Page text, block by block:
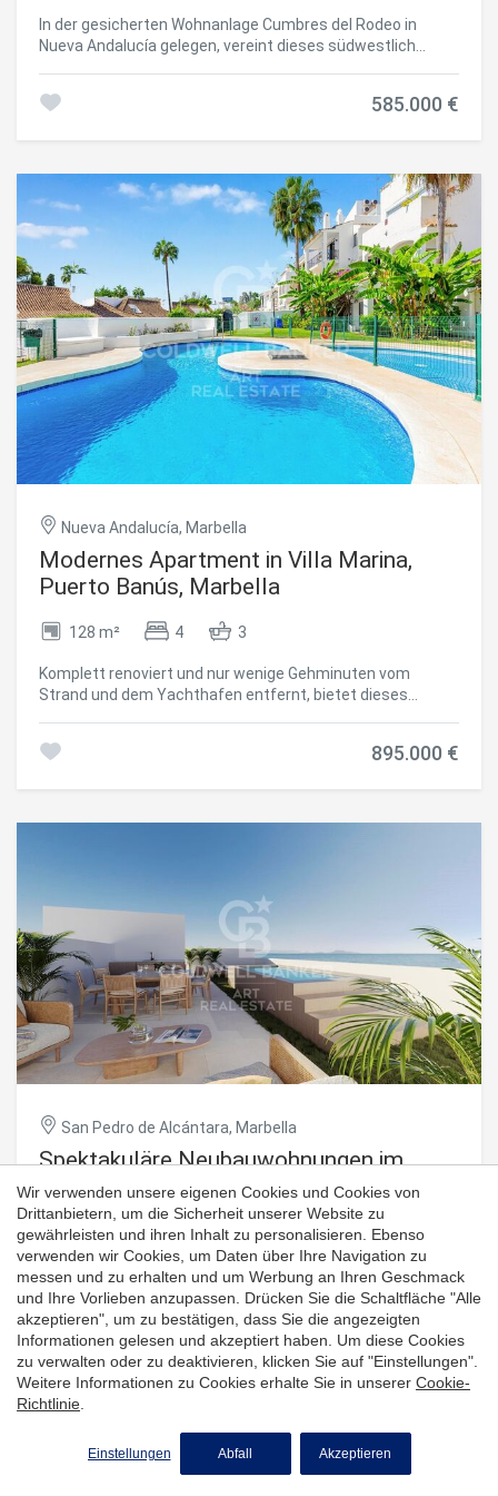
In der gesicherten Wohnanlage Cumbres del Rodeo in
Nueva Andalucía gelegen, vereint dieses südwestlich
Schlafzimmer und zwei Bäder, ein großzügiges
Glasschiebetüren führen auf eine überdachte Terrasse
und in den kleinen privaten Garten - ideal für entspannte
Stunden im Freien. Das Hauptschlafzimmer bietet
Einbauschränke, direkten Zugang zur Terrasse und ein
eigenes Bad. Das zweite Schlafzimmer sowie ein neu
renoviertes Gästebad schaffen Flexibilität. Moderne
Annehmlichkeiten wie eine neue Dusche, elektrische
Rollläden und eine frisch installierte Klimaanlage sorgen
für zeitgemäßen Komfort. Die Anlage bietet ein echtes
Resort-Gefühl: ein großer Swimmingpool mit Sommer-
Bademeister, gepflegte Gärten, umlaufende Sicherheit und
Concierge-Service an Wochentagen. Supermarkt,
Wochenmarkt, Geschäfte und der Strand sind zu Fuß
erreichbar, und auch Puerto Banús ist bequem zu
erreichen. Zwei Tiefgaragenstellplätze und ein Aufzug
runden dieses attraktive Angebot ab - ideal sowohl zur
585.000 €
Nueva Andalucía, Marbella
Modernes Apartment in Villa Marina,
Puerto Banús, Marbella
128 m² 4 3
Komplett renoviert und nur wenige Gehminuten vom
Strand und dem Yachthafen entfernt, bietet dieses
an der Costa del Sol. Die Wohnung befindet sich im
den gepflegten, südlich ausgerichteten
Küche mit Einbaugeräten über - ideal für
Familienaufenthalte oder zum Entspannen mit Freunden.
Das Apartment verfügt über vier Schlafzimmer und drei
Badezimmer (zwei en suite), darunter zwei
Hauptschlafzimmer mit Kingsize-Betten, ein
Schlafzimmer mit zwei Einzelbetten und ein praktisches
Etagenzimmer - eine flexible Aufteilung für Familien oder
Gruppen. Der private Innenhof mit Sitzbereich im Schatten
lädt zu Frühstück oder Aperitifs im Freien ein, während der
im Freien ermöglicht. Nur wenige Schritte von La Sala
Beach, dem Ocean Club und dem Zentrum von Puerto
Banús entfernt, bietet die Wohnung außerdem sichere
hervorragende Verkehrsanbindungen nach Marbella, San
Pedro und zum Flughafen Málaga. Ob als Ferienimmobilie,
Investitionsobjekt oder stilvoller Wohnsitz - diese
schlüsselfertige Immobilie verbindet Raum, Komfort und
eine unschlagbare Lage am Meer. #ref:CBSH1189
895.000 €
San Pedro de Alcántara, Marbella
Spektakuläre Neubauwohnungen im
Herzen von San Pedro, Marbella
Armonía San Pedro ist eine neue und exklusive Anlage mit
35 modernen Apartments mit 2 bzw. 3 Schlafzimmern,
darunter Duplex-Optionen mit privatem Solarium auf dem
Dach. Dieses Projekt richtet sich an all jene, die Stil,
Komfort und eine erstklassige Lage suchen. Die
Innenräume sind großzügig und lichtdurchflutet, mit
offenem Grundriss, der Wohn- und Essbereich sowie
der Außenluft und Aussicht. Die Duplex-Wohnungen mit
Von 485.850 €
Wir verwenden unsere eigenen Cookies und Cookies von
Drittanbietern, um die Sicherheit unserer Website zu
gewährleisten und ihren Inhalt zu personalisieren. Ebenso
verwenden wir Cookies, um Daten über Ihre Navigation zu
messen und zu erhalten und um Werbung an Ihren Geschmack
und Ihre Vorlieben anzupassen. Drücken Sie die Schaltfläche "Alle
akzeptieren", um zu bestätigen, dass Sie die angezeigten
Informationen gelesen und akzeptiert haben. Um diese Cookies
zu verwalten oder zu deaktivieren, klicken Sie auf "Einstellungen".
Weitere Informationen zu Cookies erhalte Sie in unserer Cookie-
Richtlinie
Einstellungen Abfall Akzeptieren